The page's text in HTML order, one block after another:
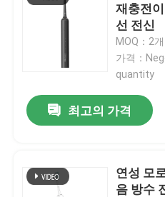
집
제품
재충전
선 전신
MOQ：2개
가격：
quantity
최고의 가격
연성 모
음 방수